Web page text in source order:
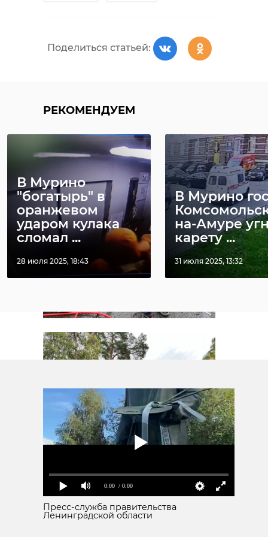
Поделиться статьей:
РЕКОМЕНДУЕМ
В Мурино
"богатырь" в
оранжевом
ударом кулака
сломал ...
28 июля 2025, 18:43
В Мурино
на-Амуре
карету ...
31 июля 2025, 13:32
0:00 / 0:00
Пресс-служба правительства
Ленинградской области